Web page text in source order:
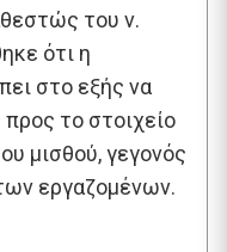
του ν.
ότι η
στο εξής να
προς το στοιχείο
μισθού, γεγονός
εργαζομένων.